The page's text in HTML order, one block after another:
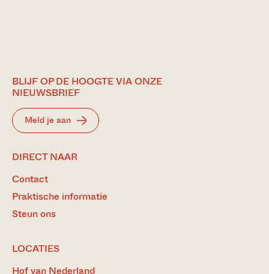
BLIJF OP DE HOOGTE VIA ONZE
NIEUWSBRIEF
Meld je aan
DIRECT NAAR
Contact
Praktische informatie
Steun ons
LOCATIES
Hof van Nederland